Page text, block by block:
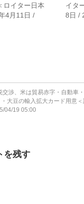
ロイター日本
4月11日 /
イタ
8日 /
交渉、米は貿易赤字・自動車
大豆の輸入拡大カード用意＜
04/19 05:00
を残す